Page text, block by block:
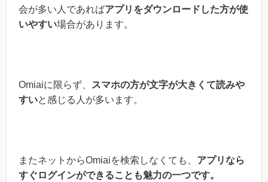
会が多い人であればアプリをダウンロードした方が使
いやすい場合があります。
Omiaiに限らず、
スマホの方が文字が大きくて読みや
すいと感じる人が多います。
またネットからOmiaiを検索しなくても、 アプリなら
すぐログインができることも魅力の一つです。